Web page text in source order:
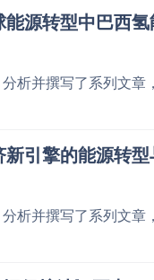
源转型中巴西
析并撰写了系列文章
引擎的能源转
析并撰写了系列文章